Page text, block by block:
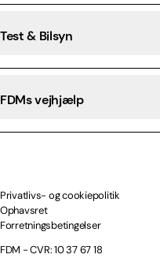
Test & Bilsyn
FDMs vejhjælp
Privatlivs- og cookiepolitik
Ophavsret
Forretningsbetingelser
FDM - CVR: 10 37 67 18